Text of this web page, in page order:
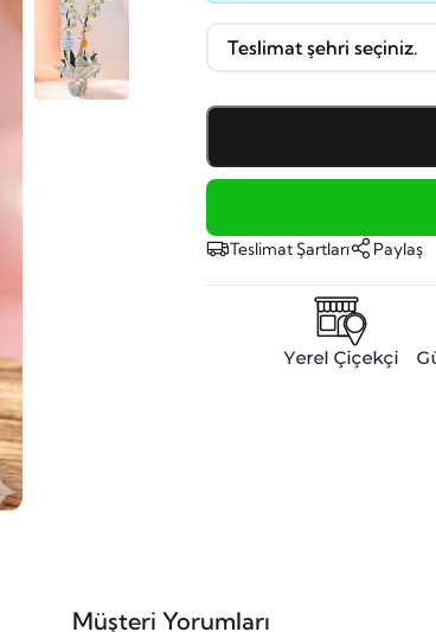
Teslimat Şartları Paylaş
Müşteri Yorumları